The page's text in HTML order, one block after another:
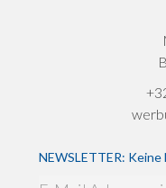
NEWSLETTER: